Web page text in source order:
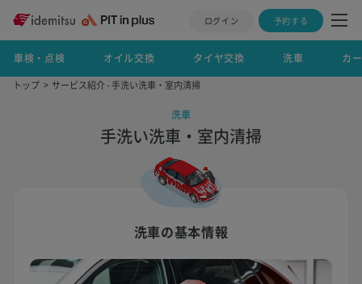
ログイン 予約する
車検・点検 オイル交換 タイヤ交換 洗車 カ
トップ サービス紹介 - 手洗い洗車・室内清掃
洗車
手洗い洗車・室内清掃
洗車の基本情報